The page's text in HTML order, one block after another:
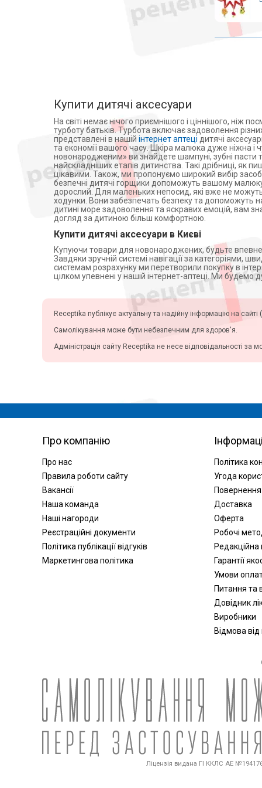
Алкотестери (алкометри)
Фізіотерапія
Апарати для електротерапії
Активатори води
Апарати для обличчя
Віброакустичні апарати
Партнерська програма
дозиметри
Стерилізація
Апатари Самоздрав
Центрифуги
Допплери
Аспіратори
Слухові апарати
Косметичні прилади
Пульсоксиметри
Іригатори
Royal King Infant Products Co.,
Lindo (1)
Глобал Маркетинг Україна
ТОВ (1)
Сервіс Про ТОВ (1)
DI ProServa Medical (1)
СВІСС-ТРЕЙД ТОВ (1)
Купити дитячі аксесуари
На світі немає нічого приємнішого і ціннішого, ніж
турботу батьків. Турбота включає задоволення
представлені в нашій інтернет аптеці дитячі
та економії вашого часу. Шкіра малюка дуже ніжна і
новонародженим» ви знайдете шампуні, зубні пасти
найскладніших етапів дитинства. Такі дрібниці, як
цікавими. Також, ми пропонуємо широкий вибір
безпечні дитячі горщики допоможуть вашому
дорослий. Для маленьких непосид, які вже не
ходунки. Вони забезпечать безпеку та допоможуть
дитині море задоволення та яскравих емоцій, вам
догляд за дитиною більш комфортною.
Купити дитячі аксесуари в Києві
Купуючи товари для новонароджених, будьте
Завдяки зручній системі навігації за категоріями,
системам розрахунку ми перетворили покупку в
цілком упевнені у нашій інтернет-аптеці. Ми
Receptika публікує актуальну та надійну інформацію на
Самолікування може бути небезпечним для здоров'я.
Адміністрація сайту Receptika не несе відповідальності за
Про компанію
Про нас
Правила роботи сайту
Вакансії
Наша команда
Наші нагороди
Реєстраційні документи
Політика публікації відгуків
Маркетингова політика
Політика
Угода
Повернення
Доставка
Оферта
Робочі
Редакційна
Гарантії
Умови
Питання та
Довідник
Виробники
Відмова
Ліцензія видана ГІ ККЛС АЕ